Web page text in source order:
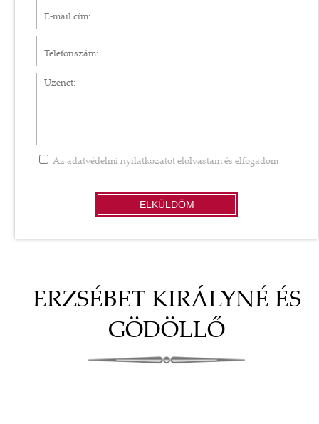
Üzenet
Az adatvédelmi nyilatkozatot elolvastam és elfogadom
ELKÜLDÖM
ERZSÉBET KIRÁLYNÉ ÉS
GÖDÖLLŐ